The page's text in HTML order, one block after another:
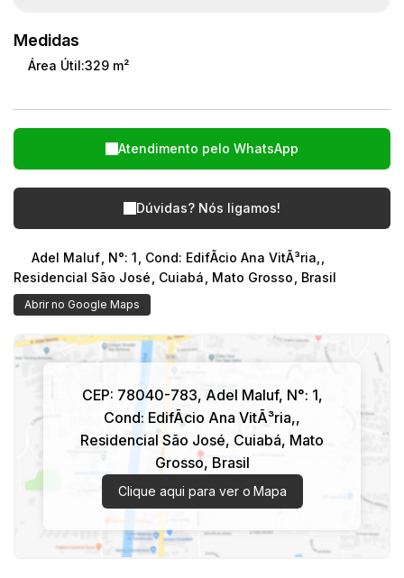
Medidas
Área Útil:329 m²
Atendimento pelo WhatsApp
Dúvidas? Nós ligamos!
Adel Maluf N°: 1 Cond: EdifÃcio Ana VitÃ³ria,
Residencial São José
Cuiabá Mato Grosso Brasil
Abrir no Google Maps
CEP: 78040-783, Adel Maluf, N°: 1,
Cond: EdifÃcio Ana VitÃ³ria,,
Residencial São José, Cuiabá, Mato
Grosso, Brasil
Clique aqui para ver o Mapa